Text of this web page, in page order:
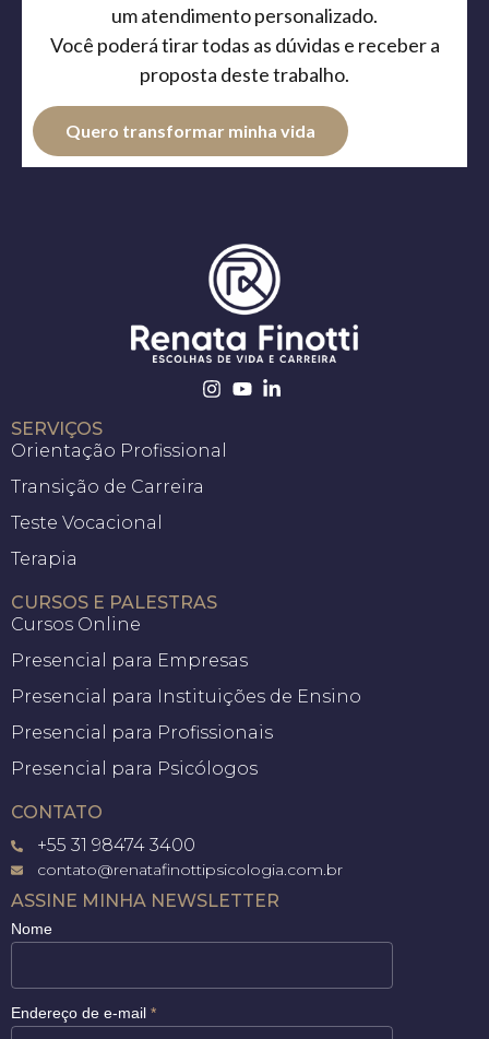
um atendimento personalizado.
Você poderá tirar todas as dúvidas e receber a
proposta deste trabalho.
Quero transformar minha vida
SERVIÇOS
Orientação Profissional
Transição de Carreira
Teste Vocacional
Terapia
CURSOS E PALESTRAS
Cursos Online
Presencial para Empresas
Presencial para Instituições de Ensino
Presencial para Profissionais
Presencial para Psicólogos
CONTATO
+55 31 98474 3400
contato@renatafinottipsicologia.com.br
ASSINE MINHA NEWSLETTER
Nome
Endereço de e-mail *